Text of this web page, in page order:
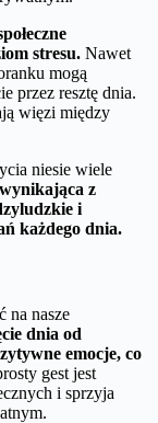
stresu. Nawet
mogą
przez resztę dnia.
więzi między
niesie wiele
z
i
każdego dnia.
na nasze
dnia od
emocje, co
gest jest
i sprzyja